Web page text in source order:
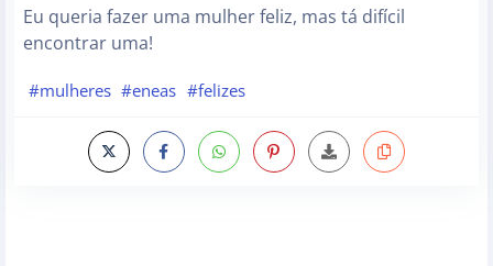
Eu queria fazer uma mulher feliz, mas tá difícil
encontrar uma!
#mulheres #eneas #felizes